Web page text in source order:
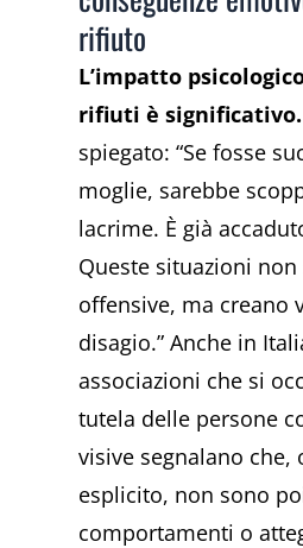
rifiuto
L’impatto
rifiuti è significativo.
spiegato: “Se fosse
moglie, sarebbe
lacrime. È già
Queste situazioni
offensive, ma creano
disagio.” Anche in
associazioni che si
tutela delle persone
visive segnalano
esplicito, non sono
comportamenti o